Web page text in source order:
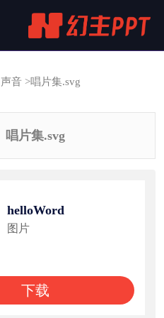
声音 >唱片集.svg
唱片集.svg
helloWord
图片
下载